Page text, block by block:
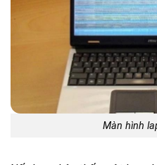
Màn hình